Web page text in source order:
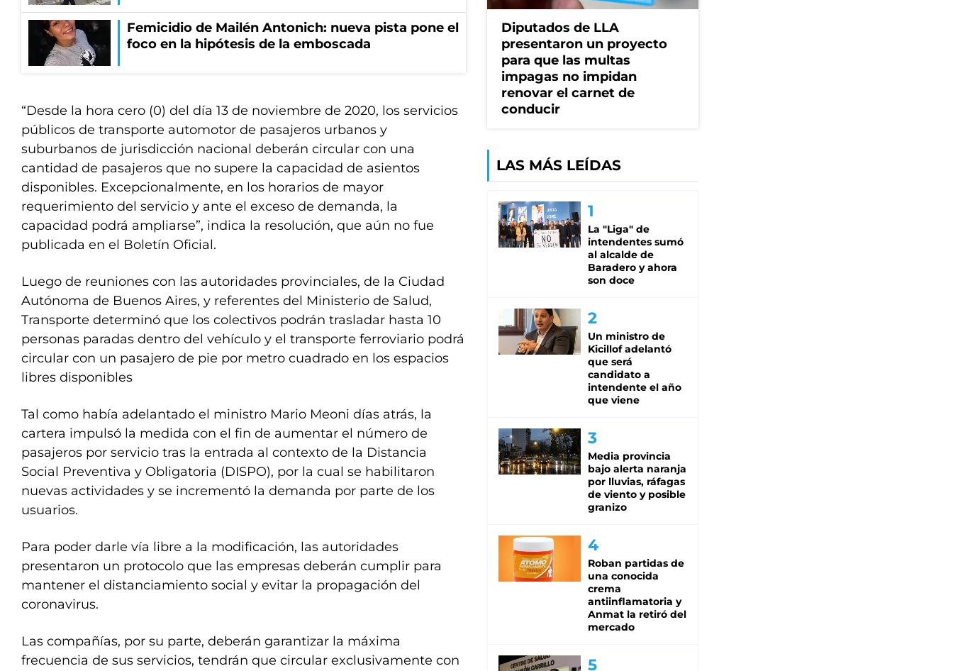
Femicidio de Mailén Antonich: nueva pista pone el
foco en la hipótesis de la emboscada
“Desde la hora cero (0) del día 13 de noviembre de 2020, los servicios
públicos de transporte automotor de pasajeros urbanos y
suburbanos de jurisdicción nacional deberán circular con una
cantidad de pasajeros que no supere la capacidad de asientos
disponibles. Excepcionalmente, en los horarios de mayor
requerimiento del servicio y ante el exceso de demanda, la
capacidad podrá ampliarse”, indica la resolución, que aún no fue
publicada en el Boletín Oficial.
Luego de reuniones con las autoridades provinciales, de la Ciudad
Autónoma de Buenos Aires, y referentes del Ministerio de Salud,
Transporte determinó que los colectivos podrán trasladar hasta 10
personas paradas dentro del vehículo y el transporte ferroviario podrá
circular con un pasajero de pie por metro cuadrado en los espacios
libres disponibles
Tal como había adelantado el ministro Mario Meoni días atrás, la
cartera impulsó la medida con el fin de aumentar el número de
pasajeros por servicio tras la entrada al contexto de la Distancia
Social Preventiva y Obligatoria (DISPO), por la cual se habilitaron
nuevas actividades y se incrementó la demanda por parte de los
usuarios.
Para poder darle vía libre a la modificación, las autoridades
presentaron un protocolo que las empresas deberán cumplir para
mantener el distanciamiento social y evitar la propagación del
coronavirus.
Las compañías, por su parte, deberán garantizar la máxima
frecuencia de sus servicios, tendrán que circular exclusivamente con
Diputados de LLA
presentaron un proyecto
para que las multas
impagas no impidan
renovar el carnet de
conducir
LAS MÁS LEÍDAS
La "Liga" de
intendentes sumó
al alcalde de
Baradero y ahora
son doce
Un ministro de
Kicillof adelantó
que será
candidato a
intendente el año
que viene
Media provincia
bajo alerta naranja
por lluvias, ráfagas
de viento y posible
granizo
Roban partidas de
una conocida
crema
antiinflamatoria y
Anmat la retiró del
mercado